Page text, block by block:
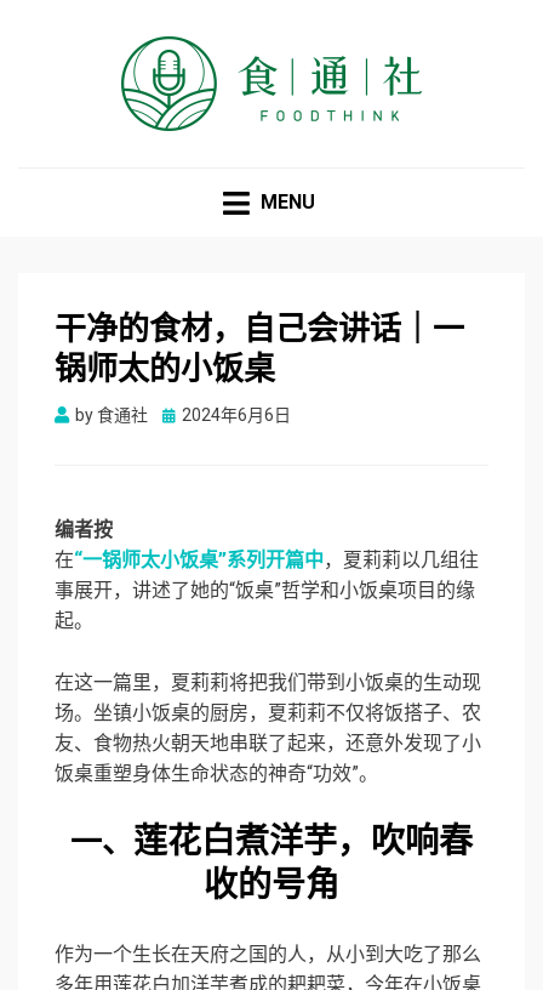
MENU
干净的食材，自己会讲话｜一
锅师太的小饭桌
by食通社
Posted
2024年6月6日
编者按
在“一锅师太小饭桌”系列开篇中，夏莉莉以几组往
事展开，讲述了她的“饭桌”哲学和小饭桌项目的缘
起。
在这一篇里，夏莉莉将把我们带到小饭桌的生动现
场。坐镇小饭桌的厨房，夏莉莉不仅将饭搭子、农
友、食物热火朝天地串联了起来，还意外发现了小
饭桌重塑身体生命状态的神奇“功效”。
一、 莲花白煮洋芋，吹响春
收的号角
作为一个生长在天府之国的人，从小到大吃了那么
多年用莲花白加洋芋煮成的耙耙菜，今年在小饭桌